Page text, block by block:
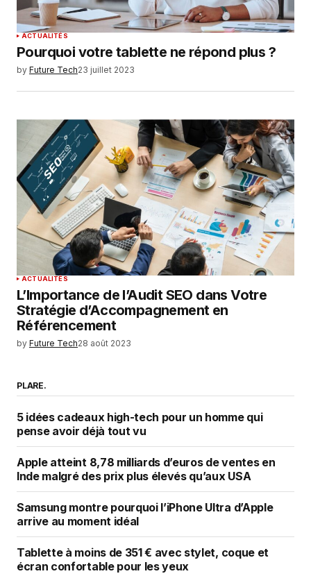
ACTUALITÉS
Pourquoi votre tablette ne répond plus ?
by Future Tech23 juillet 2023
ACTUALITÉS
L’Importance de l’Audit SEO dans Votre
Stratégie d’Accompagnement en
Référencement
by Future Tech28 août 2023
PLARE.
5 idées cadeaux high-tech pour un homme qui
pense avoir déjà tout vu
Apple atteint 8,78 milliards d’euros de ventes en
Inde malgré des prix plus élevés qu’aux USA
Samsung montre pourquoi l’iPhone Ultra d’Apple
arrive au moment idéal
Tablette à moins de 351 € avec stylet, coque et
écran confortable pour les yeux